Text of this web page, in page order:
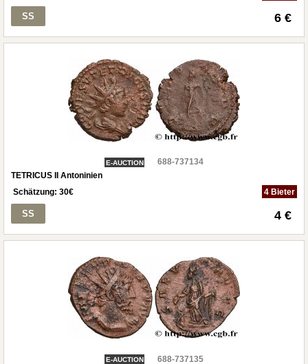
SS 6 €
E-AUCTION
688-737134
TETRICUS II Antoninien
Schätzung: 30€ 4 Bieter
SS 4 €
E-AUCTION
688-737135